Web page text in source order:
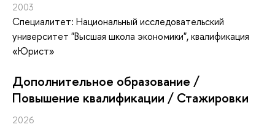
2003
Специалитет: Национальный исследовательский
университет "Высшая школа экономики", квалификация
«Юрист»
Дополнительное образование /
Повышение квалификации / Стажировки
2026